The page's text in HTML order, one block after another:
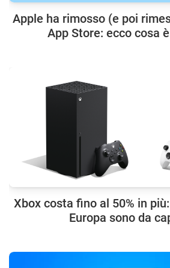
Apple ha rimosso (e poi
App Store: ecco cosa
Xbox costa fino al 50% in
Europa sono da